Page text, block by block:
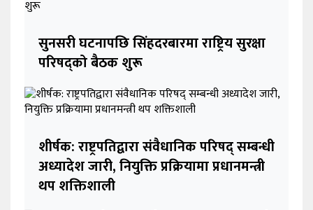
सुनसरी घटनापछि सिंहदरबारमा राष्ट्रिय सुरक्षा
परिषद्को बैठक शुरू
शीर्षक: राष्ट्रपतिद्वारा संवैधानिक परिषद् सम्बन्धी
अध्यादेश जारी, नियुक्ति प्रक्रियामा प्रधानमन्त्री
थप शक्तिशाली